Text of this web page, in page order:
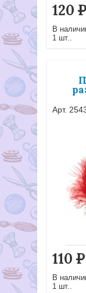
120 Р
В
1 шт..
Арт.
110 Р
В
1 шт..